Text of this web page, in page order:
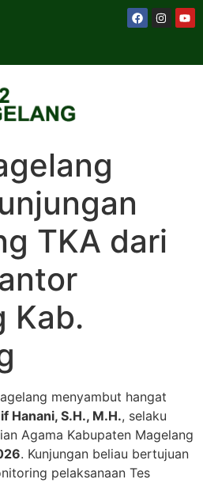
TKA dari
Kab.
menyambut hangat
Hanani, S.H., M.H., selaku
Agama Kabupaten Magelang
. Kunjungan beliau bertujuan
pelaksanaan Tes